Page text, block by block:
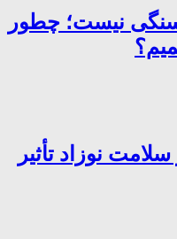
نیست؛ چطور
نوزاد تأثیر